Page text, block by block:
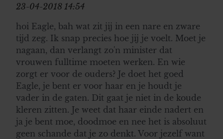
23-04-2018 14:54
hoi Eagle, bah wat zit jij in een nare en zware
tijd zeg. Ik snap precies hoe jij je voelt. Moet je
nagaan, dan verlangt zo'n minister dat
vrouwen fulltime moeten werken. En wie
zorgt er voor de ouders? Je doet het goed
Eagle, je bent er voor haar en je houdt je
vader in de gaten. Dit gaat je niet in de koude
kleren zitten. Je weet dat haar einde nadert en
ja je bent moe, doodmoe en nee het is absoluut
geen schande dat je zo denkt. Voor jezelf want